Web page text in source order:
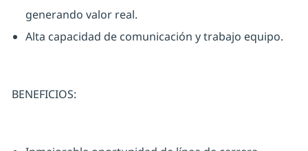
generando valor real.
Alta capacidad de comunicación y trabajo equipo.
BENEFICIOS: